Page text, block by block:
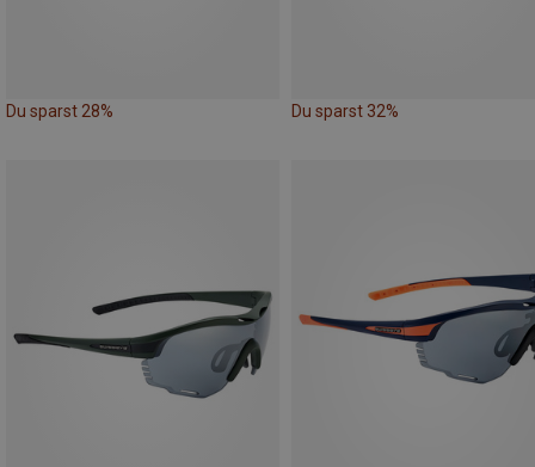
Du sparst 28% Du sparst 32%